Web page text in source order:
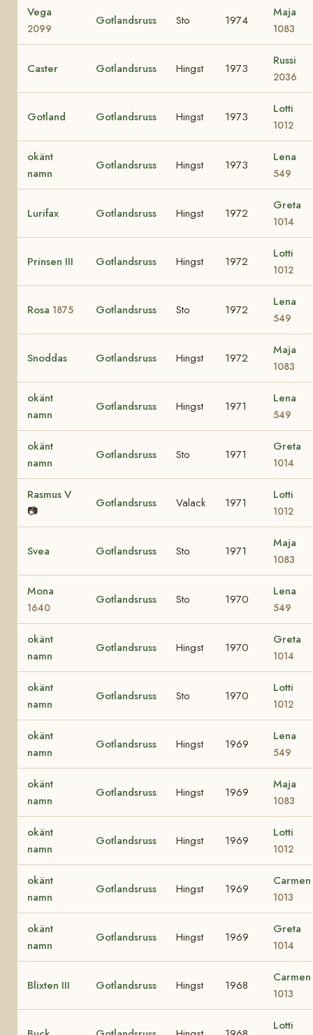
Vega
2099
Gotlandsruss Sto 1974
Maja
1083
Caster Gotlandsruss Hingst 1973
Russi
2036
Gotland Gotlandsruss Hingst 1973
Lotti
1012
okänt
namn
Gotlandsruss Hingst 1973
Lena
549
Lurifax Gotlandsruss Hingst 1972
Greta
1014
Prinsen III Gotlandsruss Hingst 1972
Lotti
1012
Rosa 1875 Gotlandsruss Sto 1972
Lena
549
Snoddas Gotlandsruss Hingst 1972
Maja
1083
okänt
namn
Gotlandsruss Hingst 1971
Lena
549
okänt
namn
Gotlandsruss Sto 1971
Greta
1014
Rasmus V
📷
Gotlandsruss Valack 1971
Lotti
1012
Svea Gotlandsruss Sto 1971
Maja
1083
Mona
1640
Gotlandsruss Sto 1970
Lena
549
okänt
namn
Gotlandsruss Hingst 1970
Greta
1014
okänt
namn
Gotlandsruss Sto 1970
Lotti
1012
okänt
namn
Gotlandsruss Hingst 1969
Lena
549
okänt
namn
Gotlandsruss Hingst 1969
Maja
1083
okänt
namn
Gotlandsruss Hingst 1969
Lotti
1012
okänt
namn
Gotlandsruss Hingst 1969
Carmen
1013
okänt
namn
Gotlandsruss Hingst 1969
Greta
1014
Blixten III Gotlandsruss Hingst 1968
Carmen
1013
Lotti